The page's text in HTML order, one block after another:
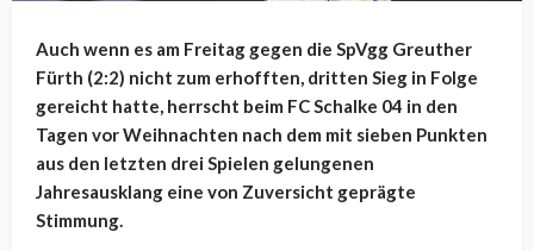
Auch wenn es am Freitag gegen die SpVgg Greuther
Fürth (2:2) nicht zum erhofften, dritten Sieg in Folge
gereicht hatte, herrscht beim FC Schalke 04 in den
Tagen vor Weihnachten nach dem mit sieben Punkten
aus den letzten drei Spielen gelungenen
Jahresausklang eine von Zuversicht geprägte
Stimmung.